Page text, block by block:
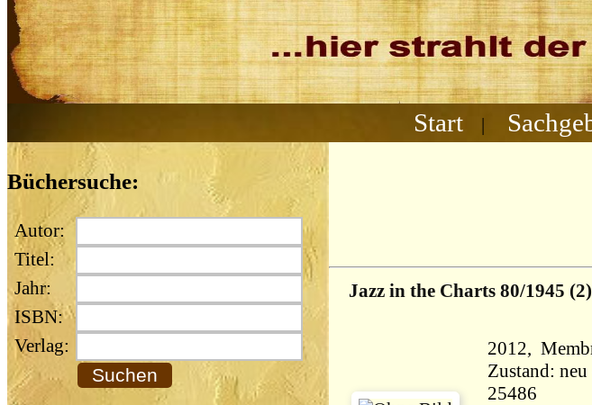
Start |
Büchersuche:
Autor:
Titel:
Jahr:
ISBN:
Verlag:
Jazz in the Charts 80/1945 (2)
Zustand:
25486